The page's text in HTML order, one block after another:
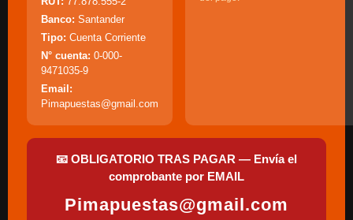
Banco: Santander
Tipo: Cuenta Corriente
N° cuenta: 0-000-
9471035-9
Email:
Pimapuestas@gmail.com
📧 OBLIGATORIO TRAS PAGAR — Envía el
comprobante por EMAIL
Pimapuestas@gmail.com